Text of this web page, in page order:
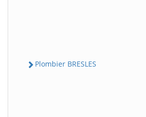
Plombier BRESLES